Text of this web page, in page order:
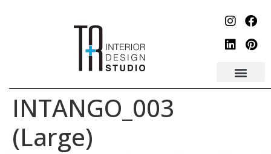
INTANGO_003
(Large)